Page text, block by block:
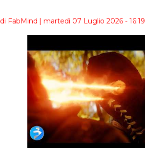
di FabMind | martedì 07 Luglio 2026 - 16:19